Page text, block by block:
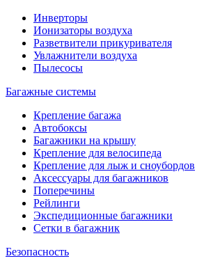
Инверторы
Ионизаторы воздуха
Разветвители прикуривателя
Увлажнители воздуха
Пылесосы
Багажные системы
Крепление багажа
Автобоксы
Багажники на крышу
Крепление для велосипеда
Крепление для лыж и сноубордов
Аксессуары для багажников
Поперечины
Рейлинги
Экспедиционные багажники
Сетки в багажник
Безопасность